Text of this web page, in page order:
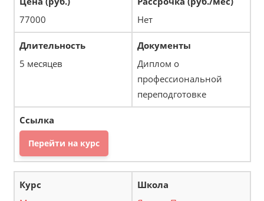
77000 Нет
5 месяцев
Диплом о
профессиональной
переподготовке
Перейти на курс